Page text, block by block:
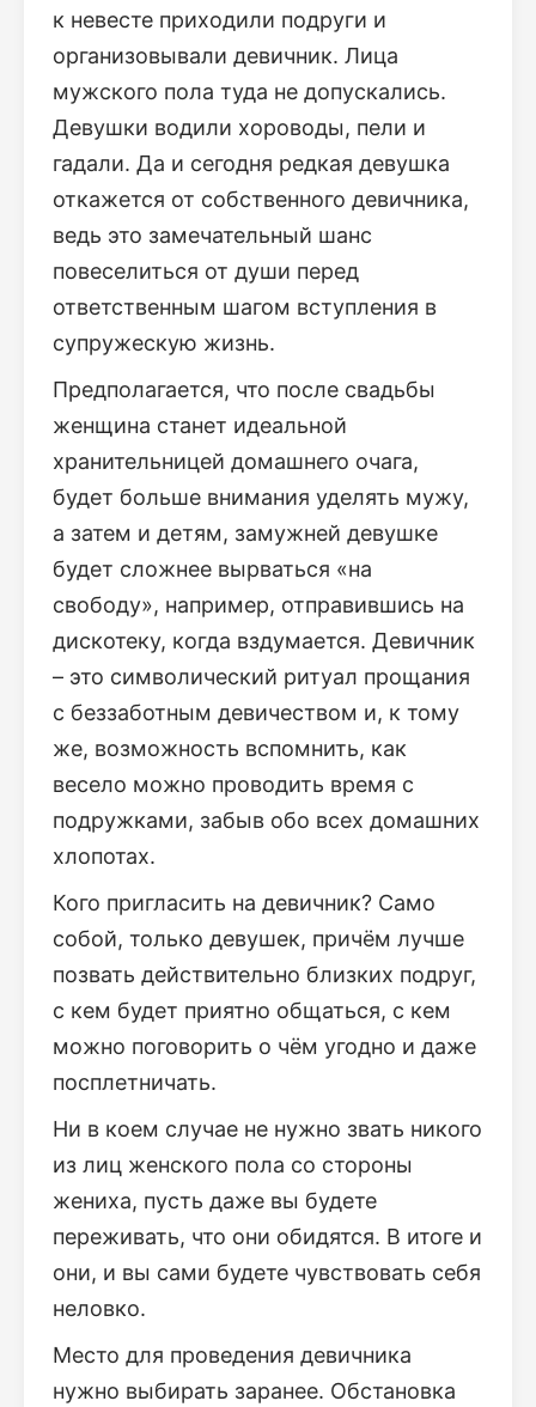
к невесте приходили подруги и
организовывали девичник. Лица
мужского пола туда не допускались.
Девушки водили хороводы, пели и
гадали. Да и сегодня редкая девушка
откажется от собственного девичника,
ведь это замечательный шанс
повеселиться от души перед
ответственным шагом вступления в
супружескую жизнь.
Предполагается, что после свадьбы
женщина станет идеальной
хранительницей домашнего очага,
будет больше внимания уделять мужу,
а затем и детям, замужней девушке
будет сложнее вырваться «на
свободу», например, отправившись на
дискотеку, когда вздумается. Девичник
– это символический ритуал прощания
с беззаботным девичеством и, к тому
же, возможность вспомнить, как
весело можно проводить время с
подружками, забыв обо всех домашних
хлопотах.
Кого пригласить на девичник? Само
собой, только девушек, причём лучше
позвать действительно близких подруг,
с кем будет приятно общаться, с кем
можно поговорить о чём угодно и даже
посплетничать.
Ни в коем случае не нужно звать никого
из лиц женского пола со стороны
жениха, пусть даже вы будете
переживать, что они обидятся. В итоге и
они, и вы сами будете чувствовать себя
неловко.
Место для проведения девичника
нужно выбирать заранее. Обстановка